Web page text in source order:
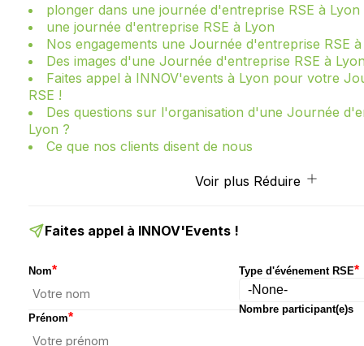
plonger dans une journée d'entreprise RSE à Lyon
une journée d'entreprise RSE à Lyon
Nos engagements une Journée d'entreprise RSE
Des images d'une Journée d'entreprise RSE à
Faites appel à INNOV'events à Lyon pour votre
RSE !
Des questions sur l'organisation d'une Journée
Lyon ?
Ce que nos clients disent de nous
Voir plus Réduire
Faites appel à INNOV'Events !
Nom*
Prénom*
Type d'événement RSE*
Nombre participant(e)s